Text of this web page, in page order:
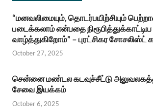
“மனவலிமையும், தொடர்பயிற்சியும்
படைக்கலாம் என்பதை
வாழ்த்துகிறோம்” – புரட்சிகர சோசலிஸ்ட்
October 27, 2025
சென்னை மண்டல கடவுச்சீட்டு
சேவை இயக்கம்
October 6, 2025